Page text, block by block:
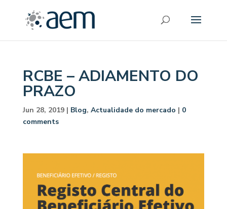
RCBE – ADIAMENTO DO
PRAZO
Jun 28, 2019| Blog, Actualidade do mercado | 0
comments